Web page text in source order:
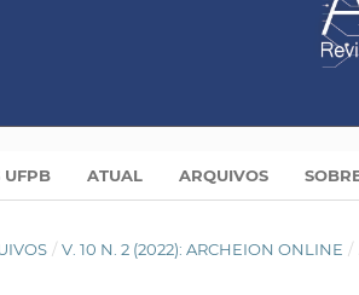
UFPB ATUAL ARQUIVOS
/ V. 10 N. 2 (2022): ARCHEION ONLINE /